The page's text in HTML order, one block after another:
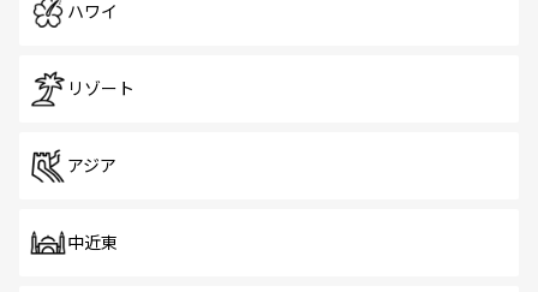
ハワイ
リゾート
アジア
中近東